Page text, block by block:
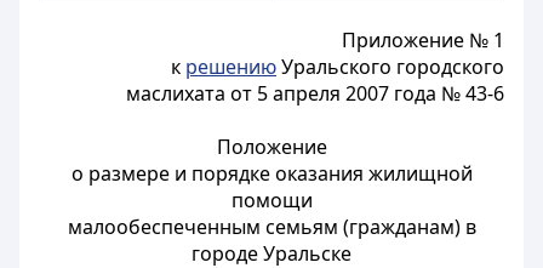
Приложение № 1
к решениюУральского городского
маслихата от 5 апреля 2007 года № 43-6
Положение
о размере и порядке оказания жилищной
помощи
малообеспеченным семьям (гражданам) в
городе Уральске